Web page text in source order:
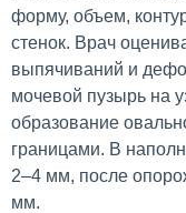
форму, объем,
стенок. Врач
выпячиваний и
мочевой пузырь на
образование
границами. В
2–4 мм, после
мм.